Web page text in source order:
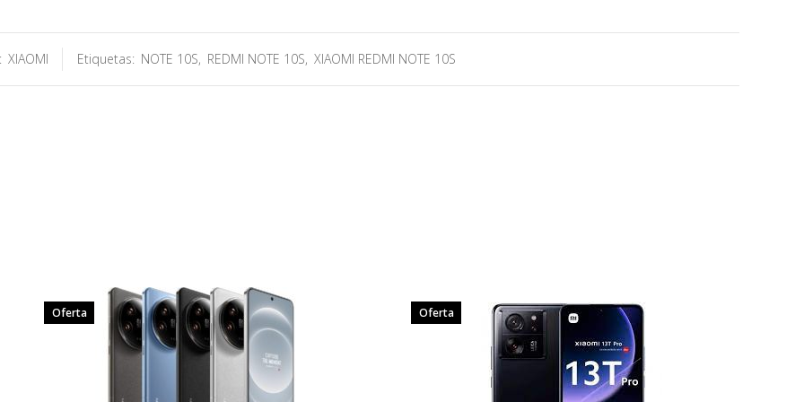
XIAOMI Etiquetas: NOTE 10S, REDMI NOTE 10S, XIAOMI REDMI NOTE 10S
Oferta Oferta